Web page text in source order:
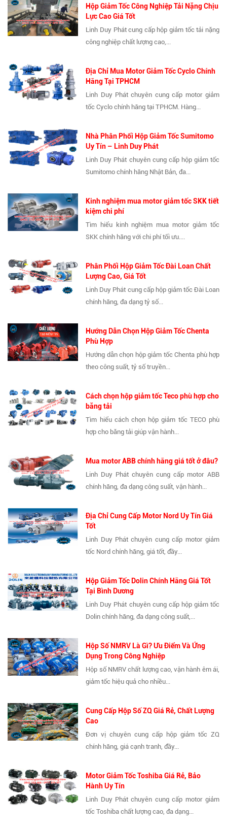
Hộp Giảm Tốc Công Nghiệp Tải Nặng Chịu
Lực Cao Giá Tốt
Linh Duy Phát cung cấp hộp giảm tốc tải nặng
công nghiệp chất lượng cao,...
Địa Chỉ Mua Motor Giảm Tốc Cyclo Chính
Hãng Tại TPHCM
Linh Duy Phát chuyên cung cấp motor giảm
tốc Cyclo chính hãng tại TPHCM. Hàng...
Nhà Phân Phối Hộp Giảm Tốc Sumitomo
Uy Tín – Linh Duy Phát
Linh Duy Phát chuyên cung cấp hộp giảm tốc
Sumitomo chính hãng Nhật Bản, đa...
Kinh nghiệm mua motor giảm tốc SKK tiết
kiệm chi phí
Tìm hiểu kinh nghiệm mua motor giảm tốc
SKK chính hãng với chi phí tối ưu....
Phân Phối Hộp Giảm Tốc Đài Loan Chất
Lượng Cao, Giá Tốt
Linh Duy Phát cung cấp hộp giảm tốc Đài Loan
chính hãng, đa dạng tỷ số...
Hướng Dẫn Chọn Hộp Giảm Tốc Chenta
Phù Hợp
Hướng dẫn chọn hộp giảm tốc Chenta phù hợp
theo công suất, tỷ số truyền...
Cách chọn hộp giảm tốc Teco phù hợp cho
băng tải
Tìm hiểu cách chọn hộp giảm tốc TECO phù
hợp cho băng tải giúp vận hành...
Mua motor ABB chính hãng giá tốt ở đâu?
Linh Duy Phát chuyên cung cấp motor ABB
chính hãng, đa dạng công suất, vận hành...
Địa Chỉ Cung Cấp Motor Nord Uy Tín Giá
Tốt
Linh Duy Phát chuyên cung cấp motor giảm
tốc Nord chính hãng, giá tốt, đầy...
Hộp Giảm Tốc Dolin Chính Hãng Giá Tốt
Tại Bình Dương
Linh Duy Phát chuyên cung cấp hộp giảm tốc
Dolin chính hãng, đa dạng công suất,...
Hộp Số NMRV Là Gì? Ưu Điểm Và Ứng
Dụng Trong Công Nghiệp
Hộp số NMRV chất lượng cao, vận hành êm ái,
giảm tốc hiệu quả cho nhiều...
Cung Cấp Hộp Số ZQ Giá Rẻ, Chất Lượng
Cao
Đơn vị chuyên cung cấp hộp giảm tốc ZQ
chính hãng, giá cạnh tranh, đầy...
Motor Giảm Tốc Toshiba Giá Rẻ, Bảo
Hành Uy Tín
Linh Duy Phát chuyên cung cấp motor giảm
tốc Toshiba chất lượng cao, đa dạng...